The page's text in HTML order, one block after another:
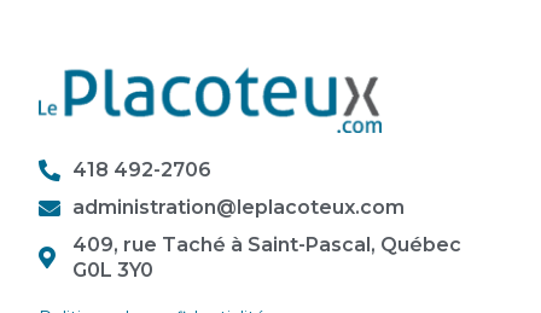
418 492-2706
administration@leplacoteux.com
409, rue Taché à Saint-Pascal, Québec
G0L 3Y0